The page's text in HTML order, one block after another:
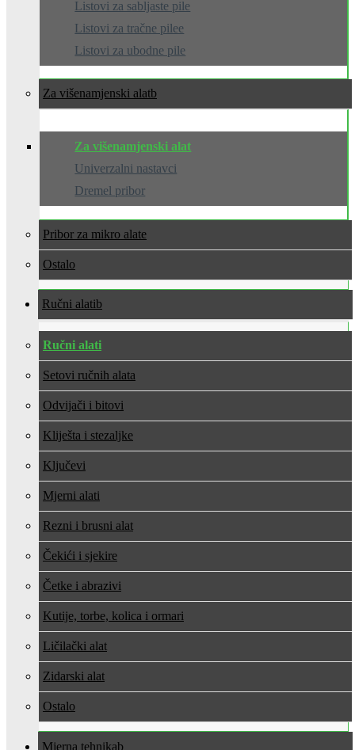
Listovi za sabljaste pile
Listovi za tračne pilee
Listovi za ubodne pile
Za višenamjenski alat
Za višenamjenski alat
Univerzalni nastavci
Dremel pribor
Pribor za mikro alate
Ostalo
Ručni alati
Ručni alati
Setovi ručnih alata
Odvijači i bitovi
Kliješta i stezaljke
Ključevi
Mjerni alati
Rezni i brusni alat
Čekići i sjekire
Četke i abrazivi
Kutije, torbe, kolica i ormari
Ličilački alat
Zidarski alat
Ostalo
Mjerna tehnika